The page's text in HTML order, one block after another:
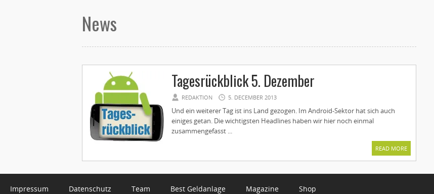
News
Tagesrückblick 5. Dezember
REDAKTION 5. DECEMBER 2013
Und ein weiterer Tag ist ins Land gezogen. Im Android-Sektor hat sich auch
einiges getan. Die wichtigsten Headlines haben wir hier noch einmal
zusammengefasst ...
READ MORE
Impressum Datenschutz Team Best Geldanlage Magazine Shop